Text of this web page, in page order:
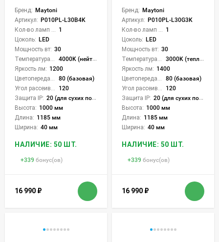
Бренд: Maytoni
Артикул: P010PL-L30B4K
Кол-во ламп или LED: 1
Цоколь: LED
Мощность вт: 30
Температура света:
4000K (нейтральный)
Яркость лм: 1200
Цветопередача (CRI):
80 (базовая)
Угол рассеивания света °:
120
Защита IP: 20 (для сухих пом.)
Высота: 1000 мм
Длина: 1185 мм
Ширина: 40 мм
НАЛИЧИЕ: 50 ШТ.
+339 бонус(ов)
16 990 ₽
Бренд: Maytoni
Артикул: P010PL-L30G3K
Кол-во ламп или LED: 1
Цоколь: LED
Мощность вт: 30
Температура света:
3000K (теплый)
Яркость лм: 1400
Цветопередача (CRI):
80 (базовая)
Угол рассеивания света °:
120
Защита IP: 20 (для сухих пом.)
Высота: 1000 мм
Длина: 1185 мм
Ширина: 40 мм
НАЛИЧИЕ: 50 ШТ.
+339 бонус(ов)
16 990 ₽